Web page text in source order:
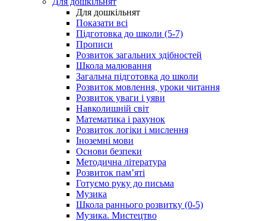
Для дошкільнят
Показати всі
Підготовка до школи (5-7)
Прописи
Розвиток загальних здібностей
Школа малювання
Загальна підготовка до школи
Розвиток мовлення, уроки читання
Розвиток уваги і уяви
Навколишній світ
Математика і рахунок
Розвиток логіки і мислення
Іноземні мови
Основи безпеки
Методична література
Розвиток пам’яті
Готуємо руку до письма
Музика
Школа раннього розвитку (0-5)
Музика. Мистецтво